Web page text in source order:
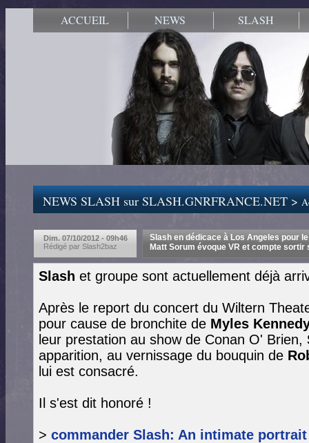
ACCUEIL NEWS SLASH
NEWS SLASH sur SLASH.GNRFRANCE.NET >
Dim. 07/10/2012 - 09h46
Rédigé par Slash2baz
Slash en dédicace à Los Angeles pour
Matt Sorum évoque VR et compte sortir
Slash et groupe sont actuellement déjà
Après le report du concert du Wiltern
pour cause de bronchite de Myles
leur prestation au show de Conan O' Brien,
apparition, au vernissage du bouquin de
lui est consacré.
Il s'est dit honoré !
> commander Slash: An intimate